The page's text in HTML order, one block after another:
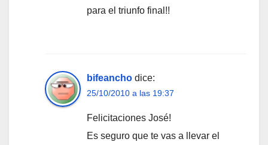
para el triunfo final!!
bifeancho dice:
25/10/2010 a las 19:37
Felicitaciones José!
Es seguro que te vas a llevar el